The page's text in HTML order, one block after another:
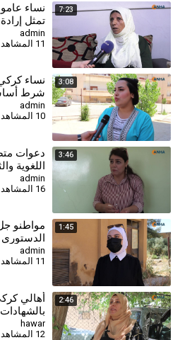
7:23
⁣نساء
تمثل إرادة
بالاعتراف
السوري
admin
11 المشاهدات
3:08
⁣نساء كركي
شرط أساسي
وحل القضية
admin
10 المشاهدات
3:46
⁣دعوات
اللغوية
الكردية في
admin
1:45
مواطنو جل
الدستوري
مشروع يعكس
admin
11 المشاهدات
2:46
أهالي كركي
بالشهادات
بشمول
hawar
12 المشاهدات